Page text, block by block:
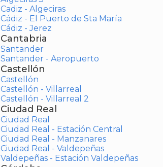
Cadiz - Algeciras
Cádiz - El Puerto de Sta María
Cádiz - Jerez
Cantabria
Santander
Santander - Aeropuerto
Castellón
Castellón
Castellón - Villarreal
Castellón - Villarreal 2
Ciudad Real
Ciudad Real
Ciudad Real - Estación Central
Ciudad Real - Manzanares
Ciudad Real - Valdepeñas
Valdepeñas - Estación Valdepeñas